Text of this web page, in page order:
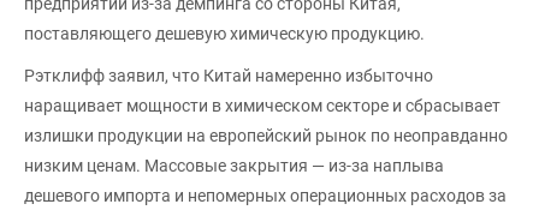
предприятий из-за демпинга со стороны Китая,
поставляющего дешевую химическую продукцию.
Рэтклифф заявил, что Китай намеренно избыточно
наращивает мощности в химическом секторе и сбрасывает
излишки продукции на европейский рынок по неоправданно
низким ценам. Массовые закрытия — из-за наплыва
дешевого импорта и непомерных операционных расходов за